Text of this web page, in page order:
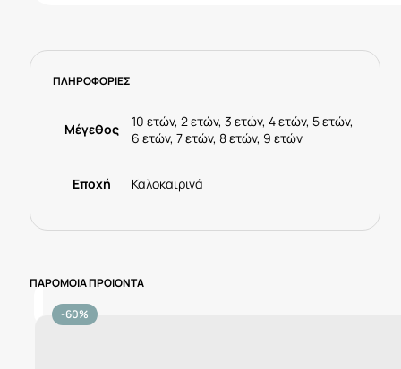
040
ποσότητα
ΠΛΗΡΟΦΟΡΙΕΣ
Μέγεθος
10 ετών, 2 ετών, 3 ετών, 4 ετών, 5 ετών,
6 ετών, 7 ετών, 8 ετών, 9 ετών
Εποχή Καλοκαιρινά
ΠΑΡΟΜΟΙΑ ΠΡΟΙΟΝΤΑ
-60%